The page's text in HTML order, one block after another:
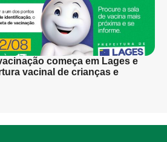
começa em Lages e
vacinal de crianças e